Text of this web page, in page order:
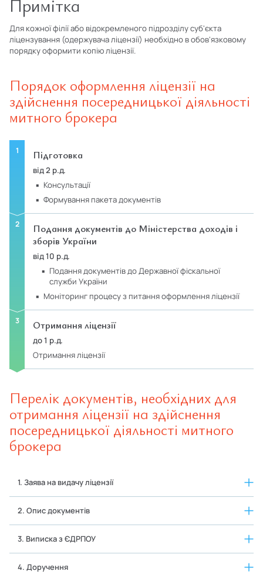
Примітка
Для кожної філії або відокремленого підрозділу суб'єкта
ліцензування (одержувача ліцензії) необхідно в обов'язковому
порядку оформити копію ліцензії.
Порядок оформлення ліцензії на
здійснення посередницької діяльності
митного брокера
Підготовка
від 2 р.д.
консультації
формування пакета документів
Подання документів до Міністерства доходів і
зборів України
від 10 р.д.
подання документів до Державної фіскальної
служби України
моніторинг процесу з питання оформлення ліцензії
Отримання ліцензії
до 1 р.д.
Отримання ліцензії
Перелік документів, необхідних для
отримання ліцензії на здійснення
посередницької діяльності митного
брокера
1. Заява на видачу ліцензії
2. Опис документів
3. Виписка з ЄДРПОУ
4. Доручення